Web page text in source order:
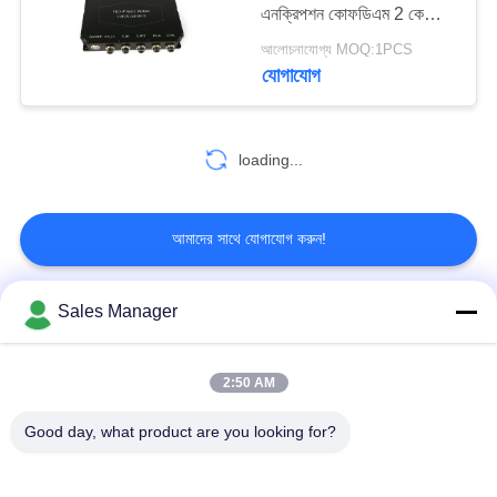
গোপনীয়তা
COFDM মডিউল
মিনি COFDM ট্রান্সমিটার
19
এনক্রিপশন কোফডিএম 2 কে
আলোচনাযোগ্য MOQ:1PCS
যোগাযোগ
loading...
আমাদের সাথে যোগাযোগ করুন!
ট্রান্সমিটার
Sales Manager
2:50 AM
Good day, what product are you looking for?